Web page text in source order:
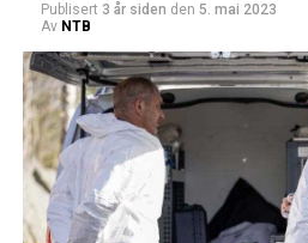
Publisert 3 år siden den 5. mai 2023
Av NTB